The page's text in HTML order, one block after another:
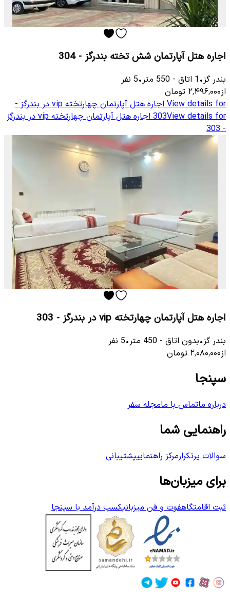
اجاره هتل آپارتمان شش تخته بندرگز - 304
بندر گز•
1 اتاق -
550 متر•
5 نفر
از۲٬۴۹۶٬۰۰۰ تومان
View details for
اجاره هتل آپارتمان چهارتخته vip در بندرگز -
303View details for
اجاره هتل آپارتمان چهارتخته vip در بندرگز
- 303
اجاره هتل آپارتمان چهارتخته vip در بندرگز - 303
بندر گز•بدون اتاق -
450 متر•
5 نفر
از۲٬۰۸۰٬۰۰۰ تومان
سپنجا
درباره ماتماس با مامجله سفر
راهنمایی شما
سوالات پرتکرارمرکز راهنماییپشتیبانی
برای میزبان‌ها
ثبت اقامتگاهفوت و فن میزبانیکسب درآمد با سپنجا